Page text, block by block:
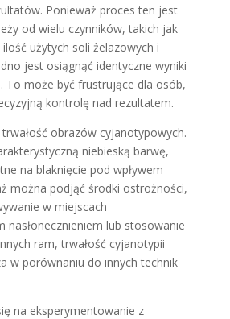
Ponieważ proces ten jest
od wielu czynników, takich jak
użytych soli żelazowych i
jest osiągnąć identyczne wyniki
To może być frustrujące dla osób,
kontrolę nad rezultatem.
obrazów cyjanotypowych.
niebieską barwę,
na blaknięcie pod wpływem
można podjąć środki ostrożności,
w miejscach
nasłonecznieniem lub stosowanie
ram, trwałość cyjanotypii
w porównaniu do innych technik
na eksperymentowanie z